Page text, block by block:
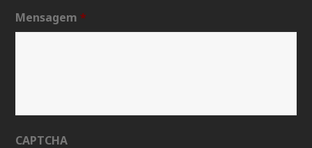
Mensagem *
CAPTCHA